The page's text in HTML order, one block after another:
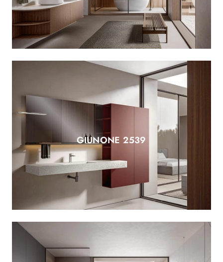
GIUNONE 2539